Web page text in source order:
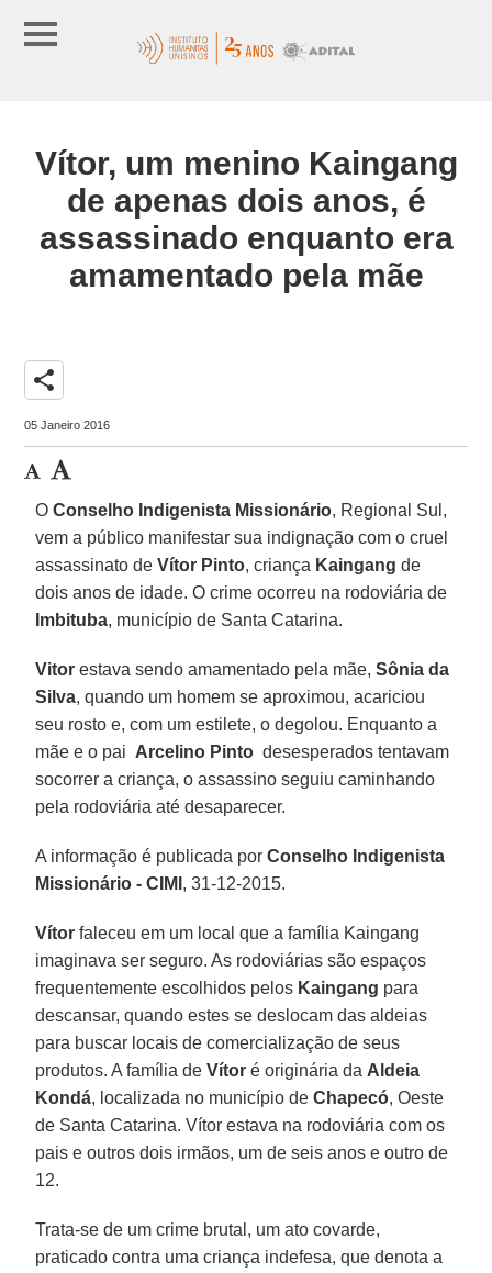
Vítor, um menino Kaingang
de apenas dois anos, é
assassinado enquanto era
amamentado pela mãe
share
05 Janeiro 2016
OConselho Indigenista Missionário, Regional Sul,
vem a público manifestar sua indignação com o cruel
assassinato deVítor Pinto, criança Kaingang de
dois anos de idade. O crime ocorreu na rodoviária de
Imbituba, município de Santa Catarina.
Vitor estava sendo amamentado pela mãe,Sônia da
Silva, quando um homem se aproximou, acariciou
seu rosto e, com um estilete, o degolou. Enquanto a
mãe e o pai  Arcelino Pinto  desesperados tentavam
socorrer a criança, o assassino seguiu caminhando
pela rodoviária até desaparecer.
A informação é publicada porConselho Indigenista
Missionário - CIMI , 31-12-2015.
Vítor faleceu em um local que a família Kaingang
imaginava ser seguro. As rodoviárias são espaços
frequentemente escolhidos pelos Kaingang para
descansar, quando estes se deslocam das aldeias
para buscar locais de comercialização de seus
produtos. A família deVítor é originária da Aldeia
Kondá, localizada no município deChapecó, Oeste
de Santa Catarina. Vítor estava na rodoviária com os
pais e outros dois irmãos, um de seis anos e outro de
12.
Trata-se de um crime brutal, um ato covarde,
praticado contra uma criança indefesa, que denota a